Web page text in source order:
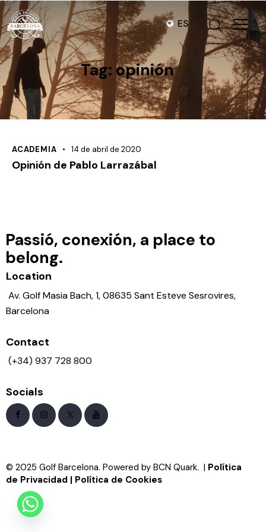
ES
Tag: opinión
ACADEMIA 14 de abril de 2020
Opinión de Pablo Larrazábal
Passió, conexión, a place to
belong.
Location
Av. Golf Masia Bach, 1, 08635 Sant Esteve Sesrovires,
Barcelona
Contact
(+34) 937 728 800
Socials
© 2025 Golf Barcelona. Powered by BCN Quark. | Política
de Privacidad | Política de Cookies